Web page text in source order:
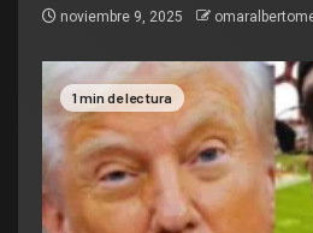
noviembre 9, 2025
1 min de lectura